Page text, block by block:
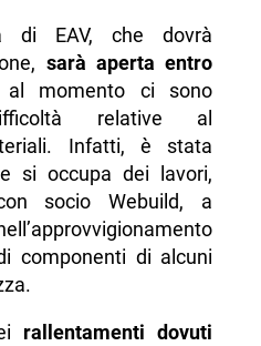
di EAV, che dovrà
sarà aperta entro
momento ci sono
relative al
Infatti, è stata
si occupa dei lavori,
socio Webuild, a
componenti di alcuni
rallentamenti dovuti